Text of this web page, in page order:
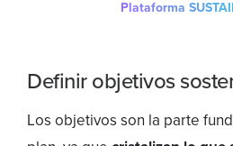
Plataforma
Definir objetivos
Los objetivos son la parte